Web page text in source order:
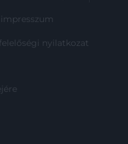
impresszum
nyilatkozat